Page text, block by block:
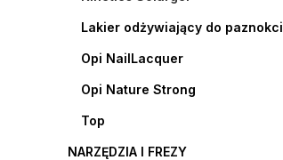
Lakier odżywiający do paznokci
Opi NailLacquer
Opi Nature Strong
Top
NARZĘDZIA I FREZY